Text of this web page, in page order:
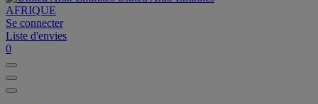
AFRIQUE
Se connecter
Liste d'envies
0